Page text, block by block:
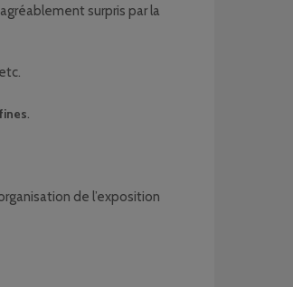
surpris par la
.
de l’exposition